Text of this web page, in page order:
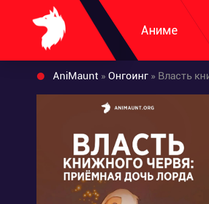
Аниме
AniMaunt » Онгоинг » Власть